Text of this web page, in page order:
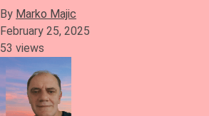
By Marko Majic
February 25, 2025
53 views